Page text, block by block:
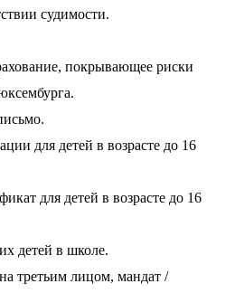
судимости.
покрывающее риски
для детей в возрасте до 16
для детей в возрасте до 16
детей в школе.
третьим лицом, мандат /